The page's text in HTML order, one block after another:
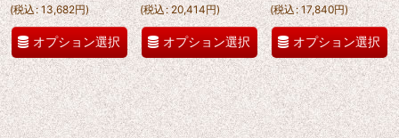
(税込: 13,682円)
オプション選択
(税込: 20,414円)
オプション選択
(税込: 17,840円)
オプション選択